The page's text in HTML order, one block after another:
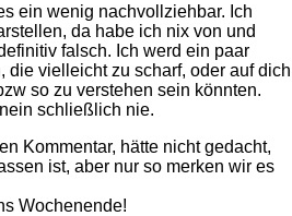
ein wenig nachvollziehbar. Ich
da habe ich nix von und
falsch. Ich werd ein paar
die vielleicht zu scharf, oder auf dich
so zu verstehen sein könnten.
schließlich nie.
Kommentar, hätte nicht gedacht,
ist, aber nur so merken wir es
Wochenende!